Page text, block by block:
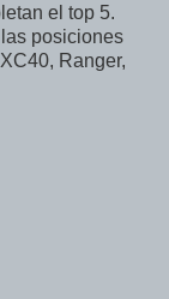
el top 5.
posiciones
Ranger,